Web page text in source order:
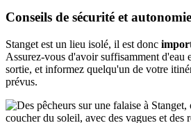
Conseils de sécurité et autonomie
Stanget est un lieu isolé, il est donc
Assurez-vous d'avoir suffisamment d'eau
sortie, et informez quelqu'un de votre
prévus.